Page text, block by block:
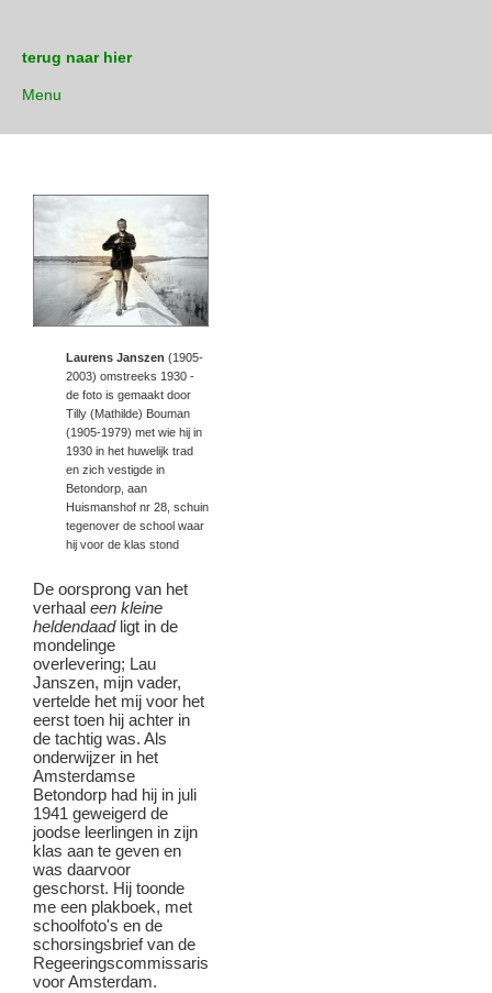
terug naar hier
Menu
Laurens Janszen (1905-
2003) omstreeks 1930 -
de foto is gemaakt door
Tilly (Mathilde) Bouman
(1905-1979) met wie hij in
1930 in het huwelijk trad
en zich vestigde in
Betondorp, aan
Huismanshof nr 28, schuin
tegenover de school waar
hij voor de klas stond
De oorsprong van het
verhaal een kleine
heldendaad ligt in de
mondelinge
overlevering; Lau
Janszen, mijn vader,
vertelde het mij voor het
eerst toen hij achter in
de tachtig was. Als
onderwijzer in het
Amsterdamse
Betondorp had hij in juli
1941 geweigerd de
joodse leerlingen in zijn
klas aan te geven en
was daarvoor
geschorst. Hij toonde
me een plakboek, met
schoolfoto's en de
schorsingsbrief van de
Regeeringscommissaris
voor Amsterdam.